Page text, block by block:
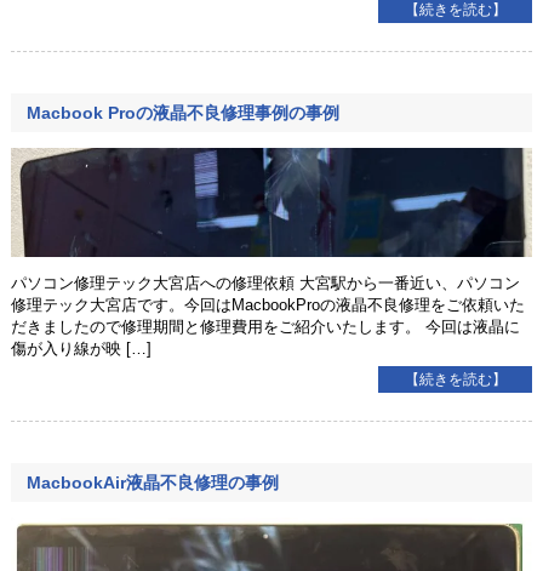
【続きを読む】
Macbook Proの液晶不良修理事例の事例
パソコン修理テック大宮店への修理依頼 大宮駅から一番近い、パソコン
修理テック大宮店です。今回はMacbookProの液晶不良修理をご依頼いた
だきましたので修理期間と修理費用をご紹介いたします。 今回は液晶に
傷が入り線が映 […]
【続きを読む】
MacbookAir液晶不良修理の事例